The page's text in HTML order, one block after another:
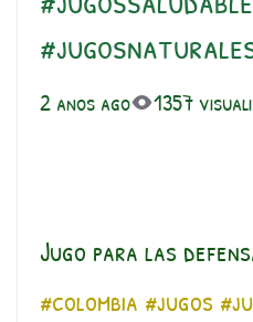
2 anos ago 1357
Jugo para las
#colombia #jugos